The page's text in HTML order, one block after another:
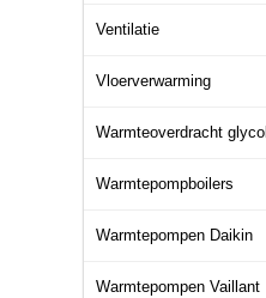
Ventilatie
Vloerverwarming
Warmteoverdracht glycol
Warmtepompboilers
Warmtepompen Daikin
Warmtepompen Vaillant